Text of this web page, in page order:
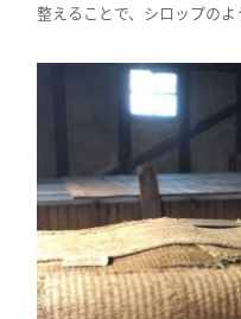
整えることで、シロップのよ